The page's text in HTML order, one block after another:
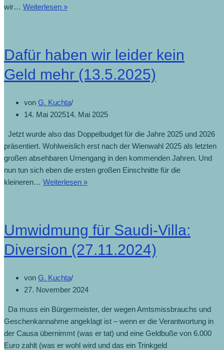
wir… Weiterlesen »
Dafür haben wir leider kein
Geld mehr (13.5.2025)
von G. Kuchta
14. Mai 202514. Mai 2025
Jetzt wurde also das Doppelbudget für die Jahre 2025 und 2026
präsentiert. Wohlweislich erst nach der Wienwahl 2025 als letzten
großen absehbaren Urnengang in den kommenden Jahren. Und
nun tun sich eben die ersten großen Einschnitte für die
kleineren… Weiterlesen »
Umwidmung für Saudi-Villa:
Diversion (27.11.2024)
von G. Kuchta
27. November 2024
Da muss ein Bürgermeister, der wegen Amtsmissbrauchs und
Geschenkannahme angeklagt ist – wenn er die Verantwortung in
der Causa übernimmt (was er tat) und eine Geldbuße von 6.000
Euro zahlt (was er wohl wird und das ein Trinkgeld